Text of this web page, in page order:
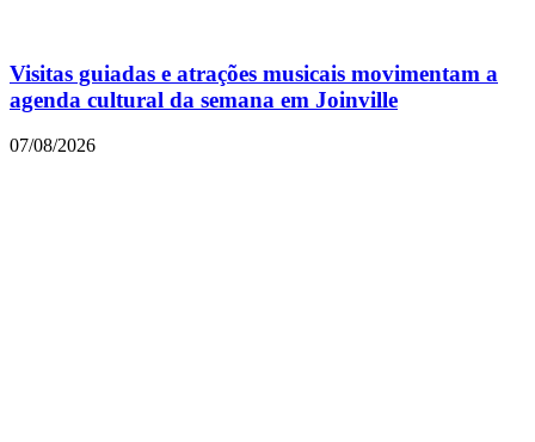
Visitas guiadas e atrações musicais movimentam a
agenda cultural da semana em Joinville
07/08/2026